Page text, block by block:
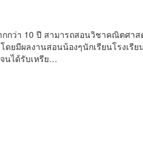
ว่า 10 ปี สามารถสอนวิชาคณิตศา
ยมีผลงานสอนน้องๆนักเรียนโรงเรี
จนได้รับเหรีย…